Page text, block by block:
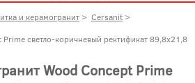
и керамогранит > Cersanit >
светло-коричневый ректификат 89,8x21,8
Wood Concept Prime